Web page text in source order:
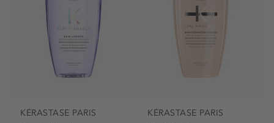
KÉRASTASE PARIS
KÉRASTASE PARIS